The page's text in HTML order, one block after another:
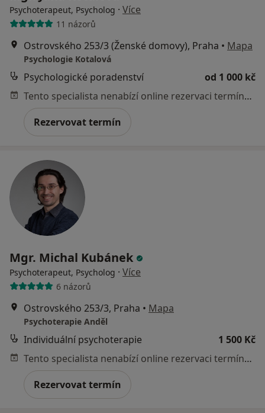
Psychoterapeut, Psycholog · Více
11 názorů
Ostrovského 253/3 (Ženské domovy), Praha • Mapa
Psychologie Kotalová
Psychologické poradenství
od 1 000 kč
Tento specialista nenabízí online rezervaci termínu na této adrese.
Rezervovat termín
Mgr. Michal Kubánek
Psychoterapeut, Psycholog · Více
6 názorů
Ostrovského 253/3, Praha • Mapa
Psychoterapie Anděl
Individuální psychoterapie
1 500 Kč
Tento specialista nenabízí online rezervaci termínu na této adrese.
Rezervovat termín